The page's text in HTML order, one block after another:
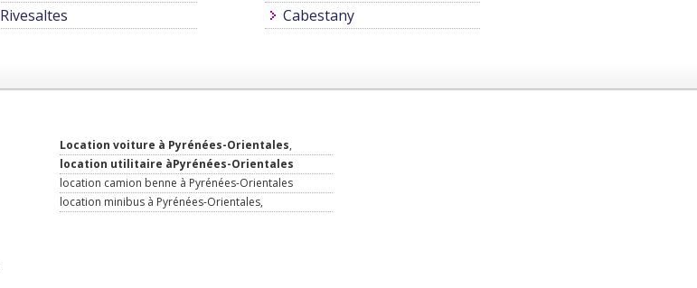
Rivesaltes
Cabestany
Location voiture à Pyrénées-Orientales,
location utilitaire àPyrénées-Orientales
location camion benne à Pyrénées-Orientales
location minibus à Pyrénées-Orientales,